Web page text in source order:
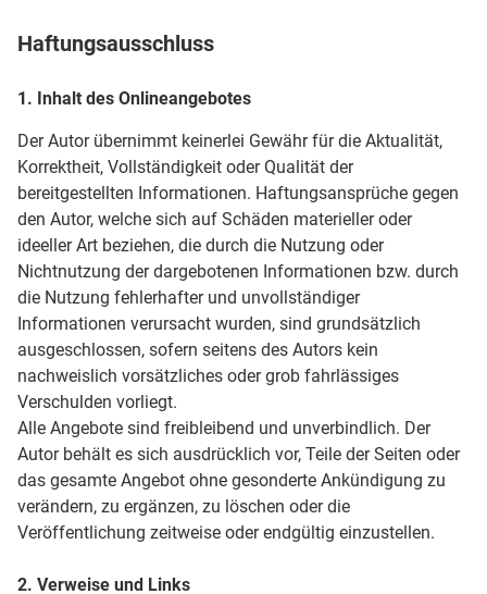
Haftungsausschluss
1. Inhalt des Onlineangebotes
Der Autor übernimmt keinerlei Gewähr für die Aktualität,
Korrektheit, Vollständigkeit oder Qualität der
bereitgestellten Informationen. Haftungsansprüche gegen
den Autor, welche sich auf Schäden materieller oder
ideeller Art beziehen, die durch die Nutzung oder
Nichtnutzung der dargebotenen Informationen bzw. durch
die Nutzung fehlerhafter und unvollständiger
Informationen verursacht wurden, sind grundsätzlich
ausgeschlossen, sofern seitens des Autors kein
nachweislich vorsätzliches oder grob fahrlässiges
Verschulden vorliegt.
Alle Angebote sind freibleibend und unverbindlich. Der
Autor behält es sich ausdrücklich vor, Teile der Seiten oder
das gesamte Angebot ohne gesonderte Ankündigung zu
verändern, zu ergänzen, zu löschen oder die
Veröffentlichung zeitweise oder endgültig einzustellen.
2. Verweise und Links